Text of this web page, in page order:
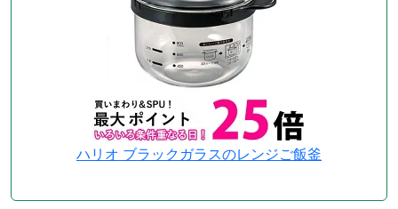
ハリオ ブラックガラスのレンジご飯釜